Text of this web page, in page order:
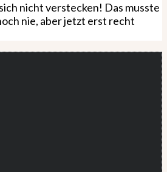
nicht verstecken! Das musste
nie, aber jetzt erst recht